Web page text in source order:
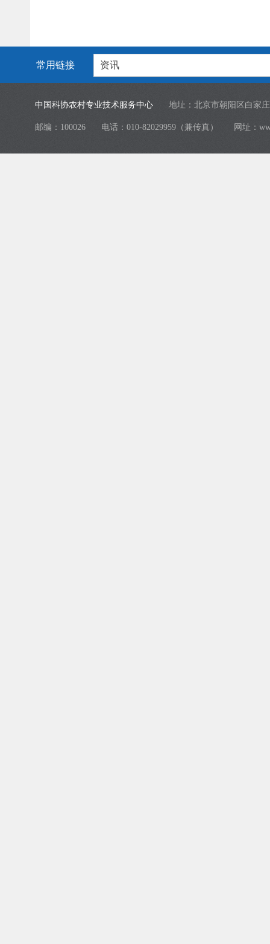
常用链接 资讯
中国科协农村专业技术服务中心 地址：北京市朝阳区白家
邮编：100026 电话：010-82029959（兼传真） 网址：